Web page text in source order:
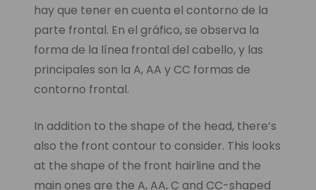
hay que tener en cuenta el contorno de la
parte frontal. En el gráfico, se observa la
forma de la línea frontal del cabello, y las
principales son la A, AA y CC formas de
contorno frontal.
In addition to the shape of the head, there’s
also the front contour to consider. This looks
at the shape of the front hairline and the
main ones are the A, AA, C and CC-shaped